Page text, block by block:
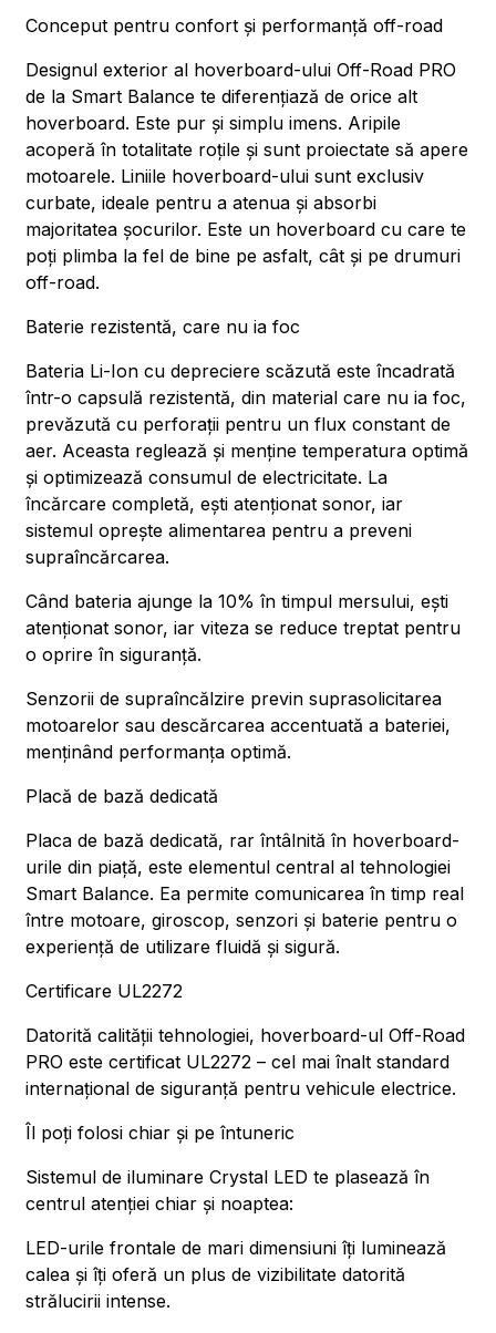
Conceput pentru confort și performanță off-road
Designul exterior al hoverboard-ului Off-Road PRO
de la Smart Balance te diferențiază de orice alt
hoverboard. Este pur și simplu imens. Aripile
acoperă în totalitate roțile și sunt proiectate să apere
motoarele. Liniile hoverboard-ului sunt exclusiv
curbate, ideale pentru a atenua și absorbi
majoritatea șocurilor. Este un hoverboard cu care te
poți plimba la fel de bine pe asfalt, cât și pe drumuri
off-road.
Baterie rezistentă, care nu ia foc
Bateria Li-Ion cu depreciere scăzută este încadrată
într-o capsulă rezistentă, din material care nu ia foc,
prevăzută cu perforații pentru un flux constant de
aer. Aceasta reglează și menține temperatura optimă
și optimizează consumul de electricitate. La
încărcare completă, ești atenționat sonor, iar
sistemul oprește alimentarea pentru a preveni
supraîncărcarea.
Când bateria ajunge la 10% în timpul mersului, ești
atenționat sonor, iar viteza se reduce treptat pentru
o oprire în siguranță.
Senzorii de supraîncălzire previn suprasolicitarea
motoarelor sau descărcarea accentuată a bateriei,
menținând performanța optimă.
Placă de bază dedicată
Placa de bază dedicată, rar întâlnită în hoverboard-
urile din piață, este elementul central al tehnologiei
Smart Balance. Ea permite comunicarea în timp real
între motoare, giroscop, senzori și baterie pentru o
experiență de utilizare fluidă și sigură.
Certificare UL2272
Datorită calității tehnologiei, hoverboard-ul Off-Road
PRO este certificat UL2272 – cel mai înalt standard
internațional de siguranță pentru vehicule electrice.
Îl poți folosi chiar și pe întuneric
Sistemul de iluminare Crystal LED te plasează în
centrul atenției chiar și noaptea:
LED-urile frontale de mari dimensiuni îți luminează
calea și îți oferă un plus de vizibilitate datorită
strălucirii intense.